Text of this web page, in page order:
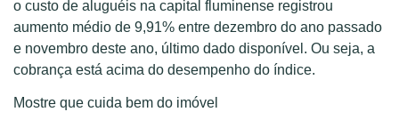
o custo de aluguéis na capital fluminense registrou
aumento médio de 9,91% entre dezembro do ano passado
e novembro deste ano, último dado disponível. Ou seja, a
cobrança está acima do desempenho do índice.
Mostre que cuida bem do imóvel